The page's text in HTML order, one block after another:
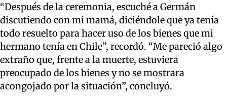
“Después de la ceremonia, escuché a Germán
discutiendo con mi mamá, diciéndole que ya tenía
todo resuelto para hacer uso de los bienes que mi
hermano tenía en Chile”, recordó. “Me pareció algo
extraño que, frente a la muerte, estuviera
preocupado de los bienes y no se mostrara
acongojado por la situación”, concluyó.